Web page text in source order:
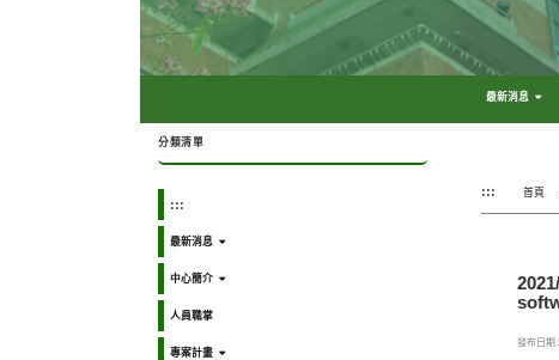
最新消息
分類清單
:::
最新消息
中心簡介
人員職掌
專案計畫
::: 首頁
發布日期